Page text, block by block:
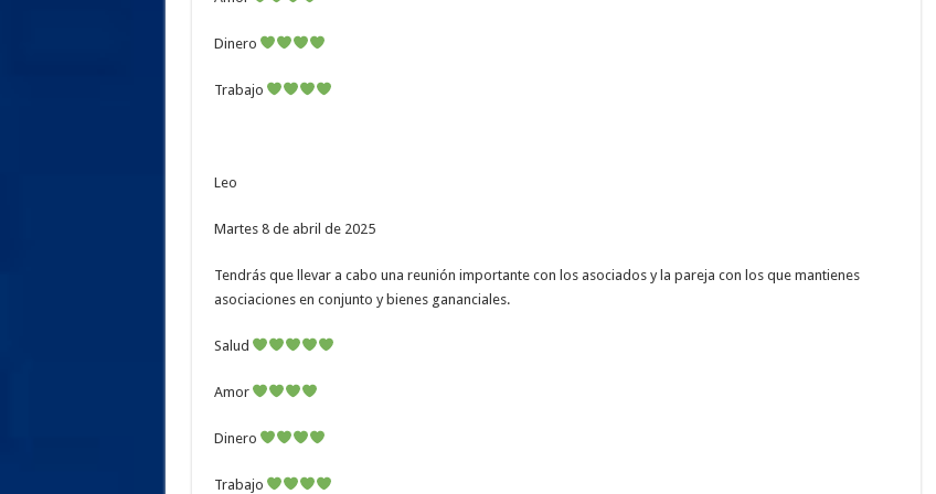
Dinero
Trabajo
Leo
Martes 8 de abril de 2025
Tendrás que llevar a cabo una reunión importante con los asociados y la pareja con los que mantienes
asociaciones en conjunto y bienes gananciales.
Salud
Amor
Dinero
Trabajo